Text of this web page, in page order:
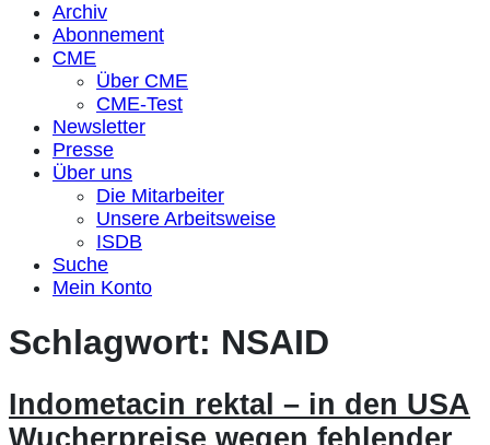
Archiv
Abonnement
CME
Über CME
CME-Test
Newsletter
Presse
Über uns
Die Mitarbeiter
Unsere Arbeitsweise
ISDB
Suche
Mein Konto
Schlagwort: NSAID
Indometacin rektal – in den USA
Wucherpreise wegen fehlender